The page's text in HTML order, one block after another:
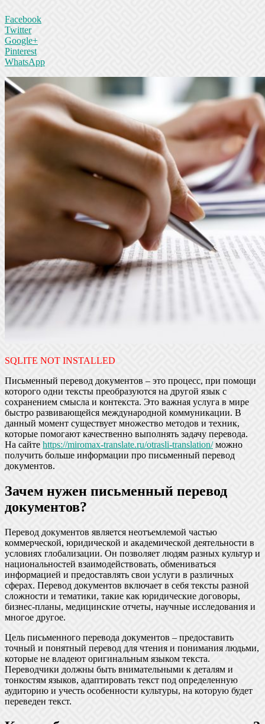
Facebook
Twitter
Google+
Pinterest
WhatsApp
SQLITE NOT INSTALLED
Письменный перевод документов – это процесс, при помощи
которого одни тексты преобразуются на другой язык с
сохранением смысла и контекста. Это важная услуга в мире
быстро развивающейся международной коммуникации. В
данный момент существует множество методов и техник,
которые помогают качественно выполнять задачу перевода.
На сайте https://miromax-translate.ru/otrasli-translation/можно
получить больше информации про письменный перевод
документов.
Зачем нужен письменный перевод
документов?
Перевод документов является неотъемлемой частью
коммерческой, юридической и академической деятельности в
условиях глобализации. Он позволяет людям разных культур и
национальностей взаимодействовать, обмениваться
информацией и предоставлять свои услуги в различных
сферах. Перевод документов включает в себя тексты разной
сложности и тематики, такие как юридические договоры,
бизнес-планы, медицинские отчеты, научные исследования и
многое другое.
Цель письменного перевода документов – предоставить
точный и понятный перевод для чтения и понимания людьми,
которые не владеют оригинальным языком текста.
Переводчики должны быть внимательными к деталям и
тонкостям языков, адаптировать текст под определенную
аудиторию и учесть особенности культуры, на которую будет
переведен текст.